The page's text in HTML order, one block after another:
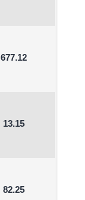
677.12
13.15
82.25